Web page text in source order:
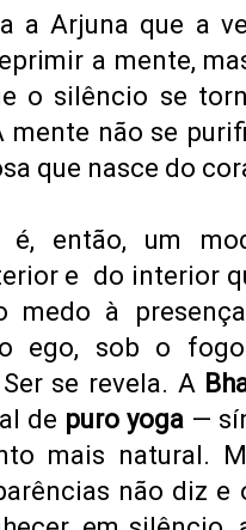
a Arjuna que a
a mente,
o silêncio se
mente não se
que nasce do
é, então, um
e do interior
medo à
ego, sob o
se revela. A
de puro yoga —
mais natural.
não diz e